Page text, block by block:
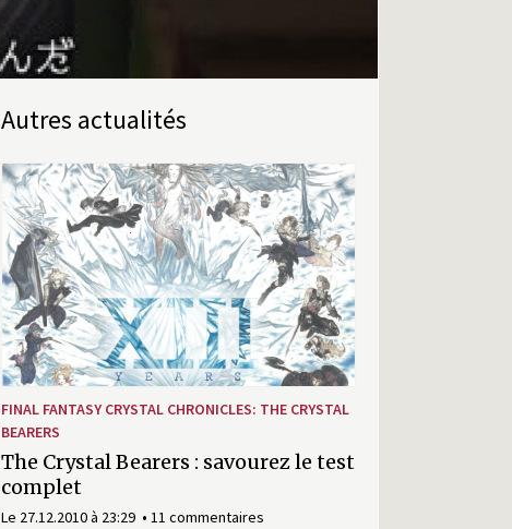
Autres actualités
FINAL FANTASY CRYSTAL CHRONICLES: THE CRYSTAL
BEARERS
The Crystal Bearers : savourez le test
complet
Le 27.12.2010 à 23:29 11 commentaires